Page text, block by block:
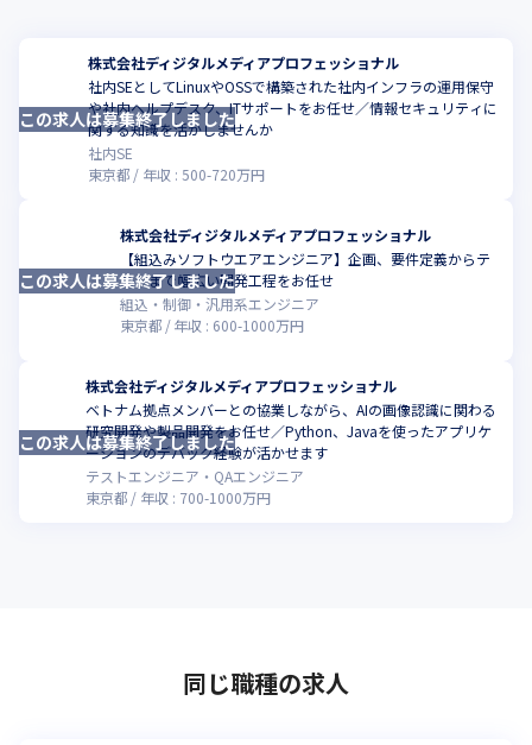
株式会社ディジタルメディアプロフェッショナル
社内SEとしてLinuxやOSSで構築された社内インフラの運用保守
や社内ヘルプデスク、ITサポートをお任せ／情報セキュリティに
関する知識を活かしませんか
社内SE
東京都
年収 : 500-720万円
この求人は募集終了しました
株式会社ディジタルメディアプロフェッショナル
【組込みソフトウエアエンジニア】企画、要件定義からテ
ストまで幅広い開発工程をお任せ
組込・制御・汎用系エンジニア
東京都
年収 : 600-1000万円
この求人は募集終了しました
株式会社ディジタルメディアプロフェッショナル
ベトナム拠点メンバーとの協業しながら、AIの画像認識に関わる
研究開発や製品開発をお任せ／Python、Javaを使ったアプリケ
ーションのデバック経験が活かせます
テストエンジニア・QAエンジニア
東京都
年収 : 700-1000万円
この求人は募集終了しました
同じ職種の求人